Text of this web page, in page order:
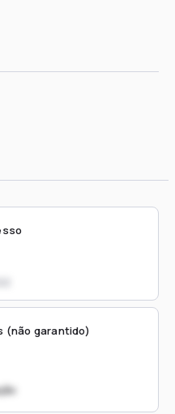
(não garantido)